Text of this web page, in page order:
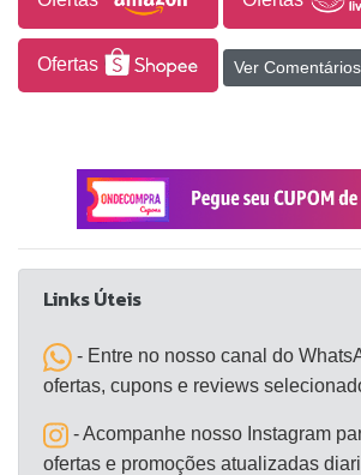
de 100% poliéster. As dimensões
de 55 cm x 40 cm.
Ofertas Ver Comentários
Links Úteis
- Entre no nosso canal do
ofertas, cupons e reviews
- Acompanhe nosso Instagram
ofertas e promoções atualizadas